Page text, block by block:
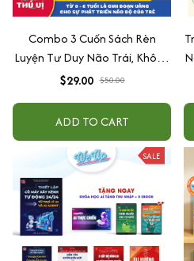
Combo 3 Cuốn Sách Rèn
Luyện Tư Duy Não Trái, Không
Não Phải - Đánh Thức Tiềm
$29.00 $50.00
ADD TO CART
SALE